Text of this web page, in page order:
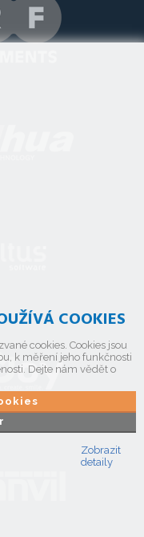
COOKIES
cookies. Cookies jsou
k měření jeho funkčnosti
Dejte nám vědět o
Zobrazit
detaily